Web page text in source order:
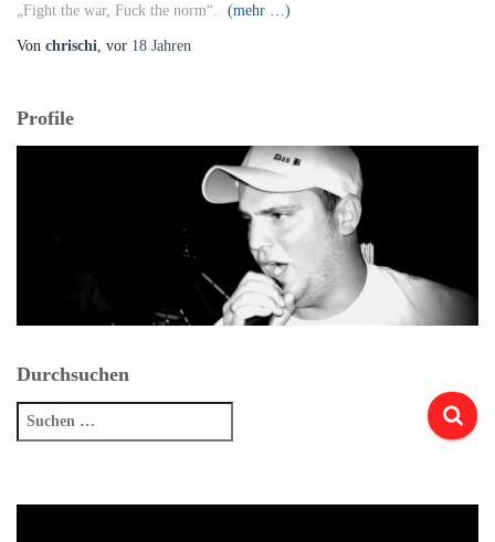
„Fight the war, Fuck the norm“.
(mehr …)
Von chrischi , vor 18 Jahren
Profile
Durchsuchen
Suchen
nach: